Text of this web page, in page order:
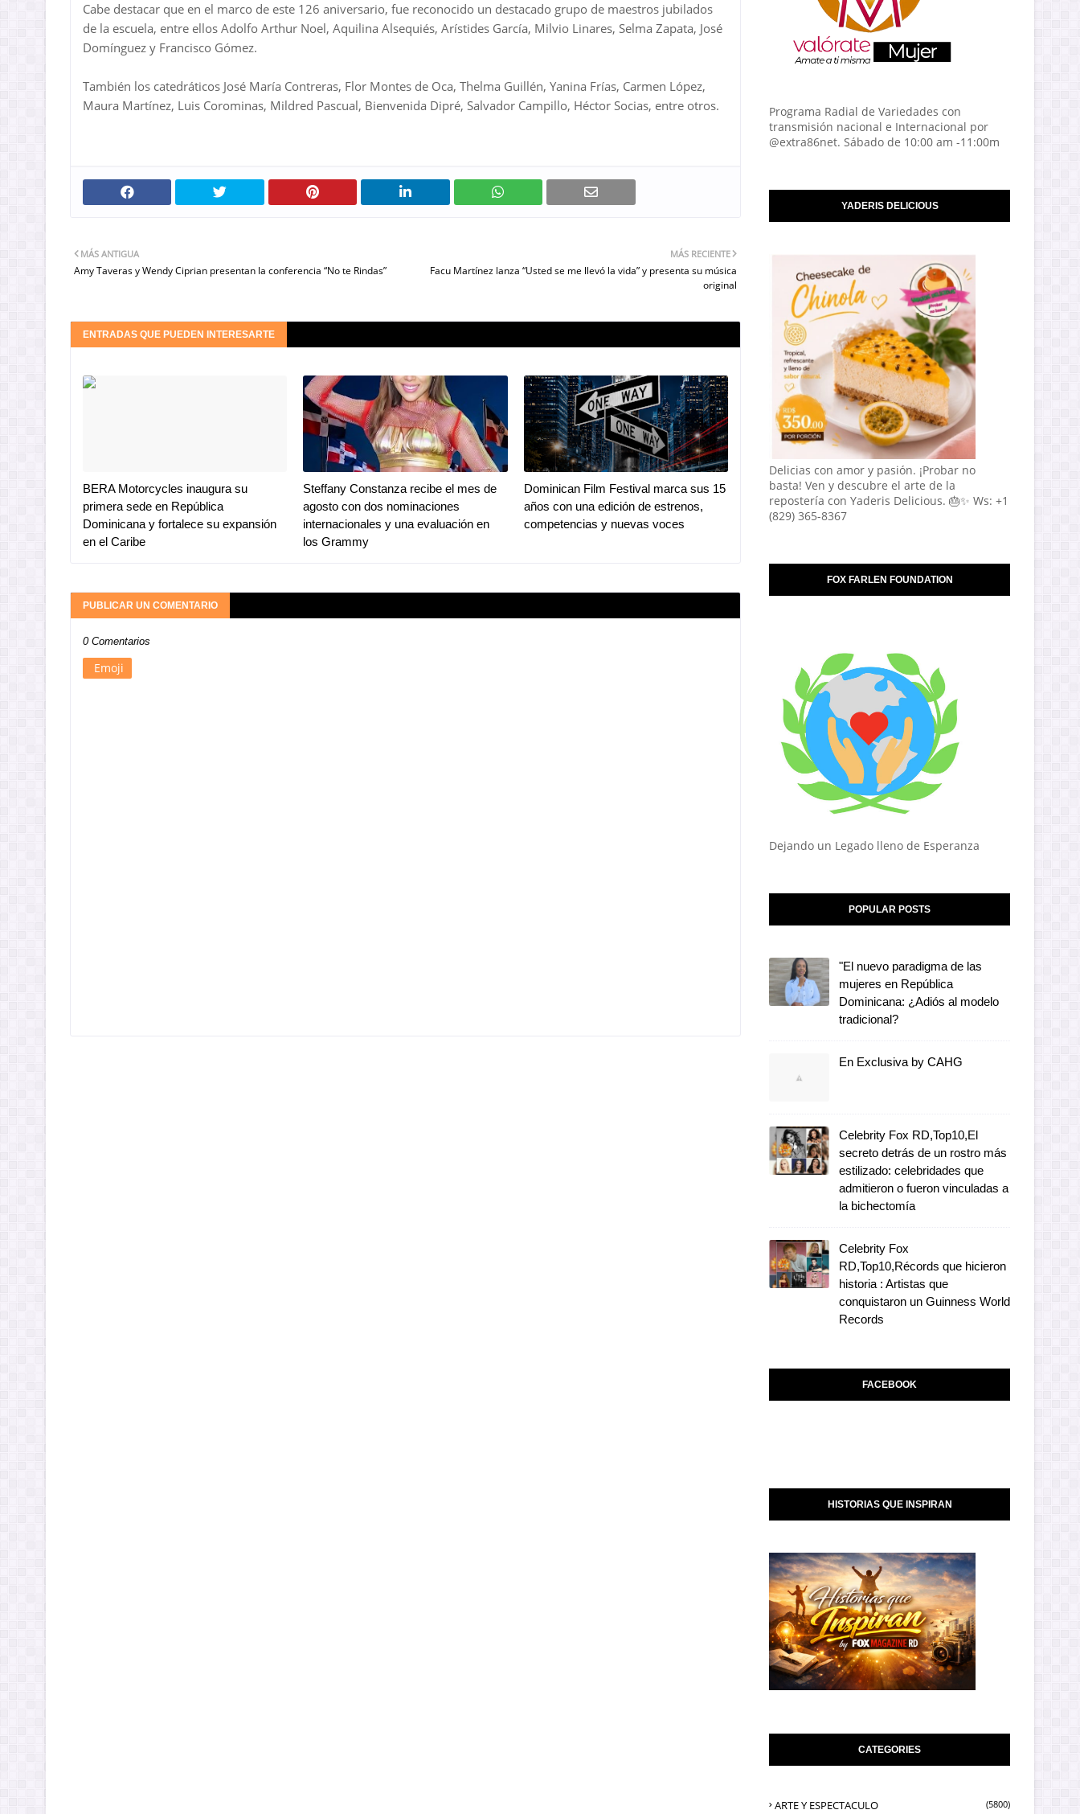
Cabe destacar que en el marco de este 126 aniversario, fue reconocido un destacado grupo de maestros jubilados
de la escuela, entre ellos Adolfo Arthur Noel, Aquilina Alsequiés, Arístides García, Milvio Linares, Selma Zapata, José
Domínguez y Francisco Gómez.
También los catedráticos José María Contreras, Flor Montes de Oca, Thelma Guillén, Yanina Frías, Carmen López,
Maura Martínez, Luis Corominas, Mildred Pascual, Bienvenida Dipré, Salvador Campillo, Héctor Socias, entre otros.
MÁS RECIENTE
Facu Martínez lanza “Usted se me llevó la vida” y presenta su música
original
MÁS ANTIGUA
Amy Taveras y Wendy Ciprian presentan la conferencia “No te Rindas”
ENTRADAS QUE PUEDEN INTERESARTE
BERA Motorcycles inaugura su
primera sede en República
Dominicana y fortalece su expansión
en el Caribe
Steffany Constanza recibe el mes de
agosto con dos nominaciones
internacionales y una evaluación en
los Grammy
Dominican Film Festival marca sus 15
años con una edición de estrenos,
competencias y nuevas voces
PUBLICAR UN COMENTARIO
0 Comentarios
Emoji
Programa Radial de Variedades con
transmisión nacional e Internacional por
@extra86net. Sábado de 10:00 am -11:00m
YADERIS DELICIOUS
Delicias con amor y pasión. ¡Probar no
basta! Ven y descubre el arte de la
repostería con Yaderis Delicious. 🎂✨ Ws: +1
(829) 365-8367
FOX FARLEN FOUNDATION
Dejando un Legado lleno de Esperanza
POPULAR POSTS
"El nuevo paradigma de las
mujeres en República
Dominicana: ¿Adiós al modelo
tradicional?
En Exclusiva by CAHG
Celebrity Fox RD,Top10,El
secreto detrás de un rostro más
estilizado: celebridades que
admitieron o fueron vinculadas a
la bichectomía
Celebrity Fox
RD,Top10,Récords que hicieron
historia : Artistas que
conquistaron un Guinness World
Records
FACEBOOK
HISTORIAS QUE INSPIRAN
CATEGORIES
ARTE Y ESPECTACULO (5800)